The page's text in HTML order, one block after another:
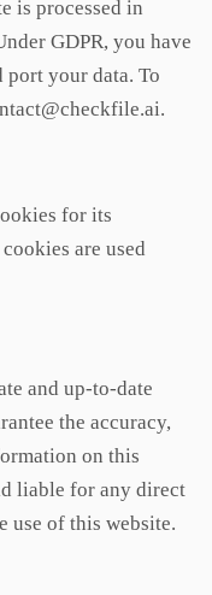
is processed in
GDPR, you have
port your data. To
for its
are used
and up-to-date
the accuracy,
on this
liable for any direct
use of this website.